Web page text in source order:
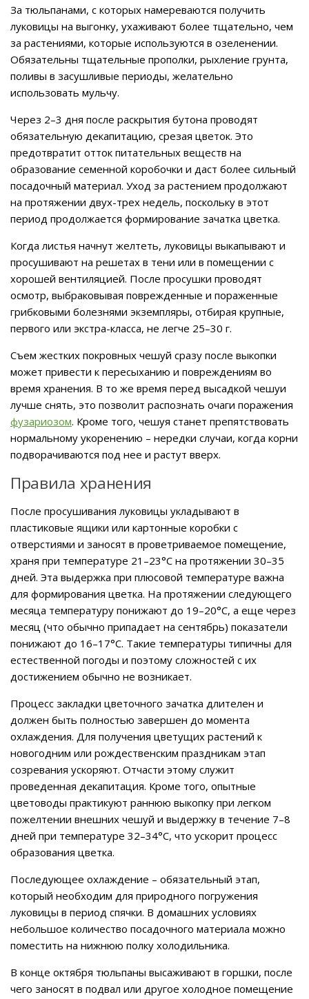
За тюльпанами, с которых намереваются получить
луковицы на выгонку, ухаживают более тщательно, чем
за растениями, которые используются в озеленении.
Обязательны тщательные прополки, рыхление грунта,
поливы в засушливые периоды, желательно
использовать мульчу.
Через 2–3 дня после раскрытия бутона проводят
обязательную декапитацию, срезая цветок. Это
предотвратит отток питательных веществ на
образование семенной коробочки и даст более сильный
посадочный материал. Уход за растением продолжают
на протяжении двух-трех недель, поскольку в этот
период продолжается формирование зачатка цветка.
Когда листья начнут желтеть, луковицы выкапывают и
просушивают на решетах в тени или в помещении с
хорошей вентиляцией. После просушки проводят
осмотр, выбраковывая поврежденные и пораженные
грибковыми болезнями экземпляры, отбирая крупные,
первого или экстра-класса, не легче 25–30 г.
Съем жестких покровных чешуй сразу после выкопки
может привести к пересыханию и повреждениям во
время хранения. В то же время перед высадкой чешуи
лучше снять, это позволит распознать очаги поражения
фузариозом. Кроме того, чешуя станет препятствовать
нормальному укоренению – нередки случаи, когда корни
подворачиваются под нее и растут вверх.
Правила хранения
После просушивания луковицы укладывают в
пластиковые ящики или картонные коробки с
отверстиями и заносят в проветриваемое помещение,
храня при температуре 21–23°C на протяжении 30–35
дней. Эта выдержка при плюсовой температуре важна
для формирования цветка. На протяжении следующего
месяца температуру понижают до 19–20°C, а еще через
месяц (что обычно припадает на сентябрь) показатели
понижают до 16–17°C. Такие температуры типичны для
естественной погоды и поэтому сложностей с их
достижением обычно не возникает.
Процесс закладки цветочного зачатка длителен и
должен быть полностью завершен до момента
охлаждения. Для получения цветущих растений к
новогодним или рождественским праздникам этап
созревания ускоряют. Отчасти этому служит
проведенная декапитация. Кроме того, опытные
цветоводы практикуют раннюю выкопку при легком
пожелтении внешних чешуй и выдержку в течение 7–8
дней при температуре 32–34°C, что ускорит процесс
образования цветка.
Последующее охлаждение – обязательный этап,
который необходим для природного погружения
луковицы в период спячки. В домашних условиях
небольшое количество посадочного материала можно
поместить на нижнюю полку холодильника.
В конце октября тюльпаны высаживают в горшки, после
чего заносят в подвал или другое холодное помещение